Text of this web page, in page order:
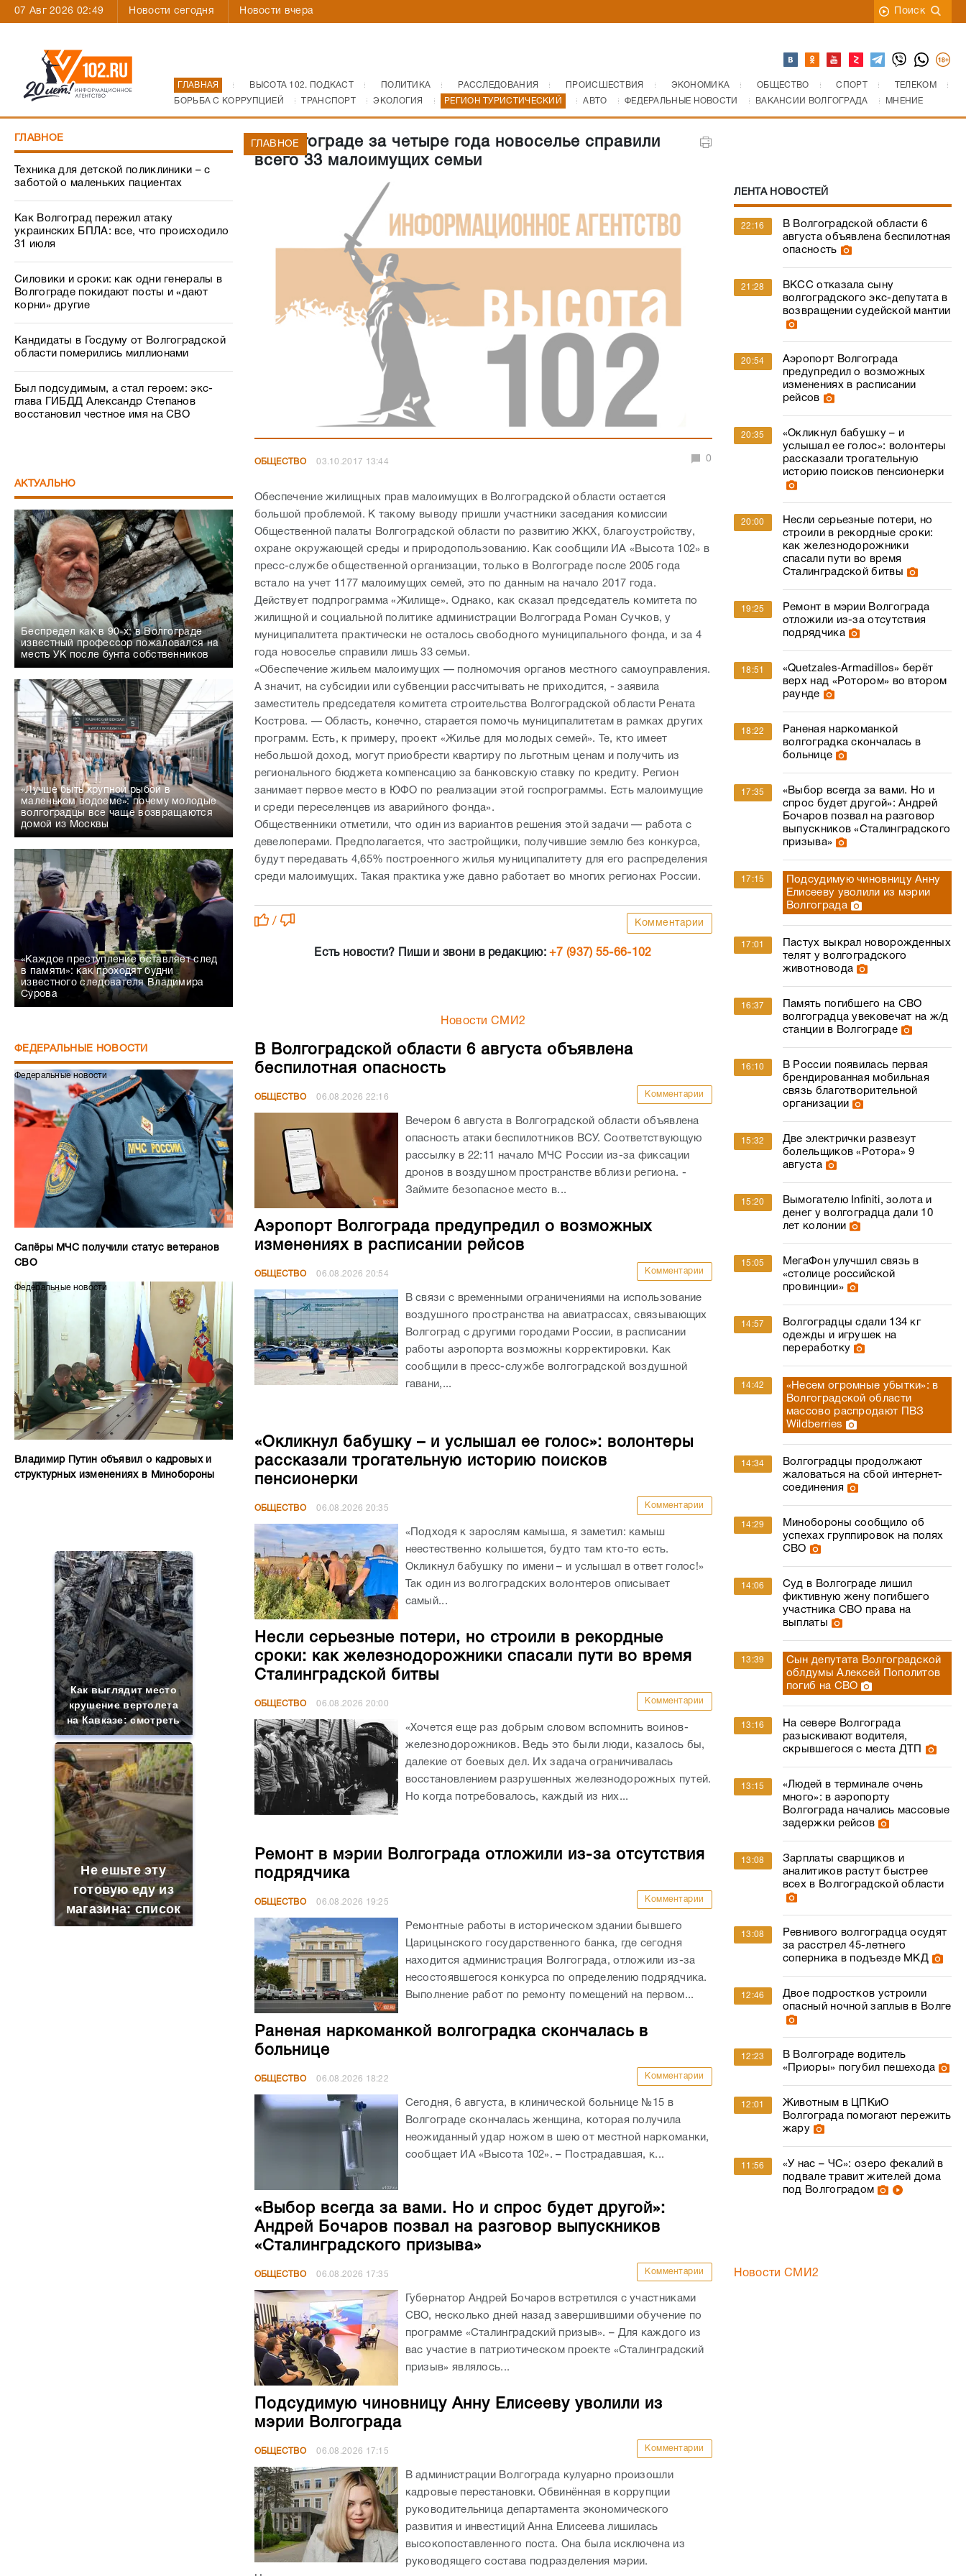
07 Авг 2026 02:49 Новости сегодня Новости вчера Поиск
ГЛАВНАЯ ВЫСОТА 102. ПОДКАСТ ПОЛИТИКА РАССЛЕДОВАНИЯ ПРОИСШЕСТВИЯ ЭКОНОМИКА ОБЩЕСТВО СПОРТ
ТЕЛЕКОМ
БОРЬБА С КОРРУПЦИЕЙ
ТРАНСПОРТ ЭКОЛОГИЯ РЕГИОН ТУРИСТИЧЕСКИЙ АВТО ФЕДЕРАЛЬНЫЕ НОВОСТИ ВАКАНСИИ ВОЛГОГРАДА МНЕНИЕ
ГЛАВНОЕ
Техника для детской поликлиники – с
заботой о маленьких пациентах
Как Волгоград пережил атаку
украинских БПЛА: все, что происходило
31 июля
Силовики и сроки: как одни генералы в
Волгограде покидают посты и «дают
корни» другие
Кандидаты в Госдуму от Волгоградской
области померились миллионами
Был подсудимым, а стал героем: экс-
глава ГИБДД Александр Степанов
восстановил честное имя на СВО
АКТУАЛЬНО
Беспредел как в 90-х: в Волгограде
известный профессор пожаловался на
месть УК после бунта собственников
«Лучше быть крупной рыбой в
маленьком водоеме»: почему молодые
волгоградцы все чаще возвращаются
домой из Москвы
«Каждое преступление оставляет след
в памяти»: как проходят будни
известного следователя Владимира
Сурова
ФЕДЕРАЛЬНЫЕ НОВОСТИ
Федеральные новости
Сапёры МЧС получили статус ветеранов
СВО
Федеральные новости
Владимир Путин объявил о кадровых и
структурных изменениях в Минобороны
Как выглядит место
крушение вертолета
на Кавказе: смотреть
Не ешьте эту
готовую еду из
магазина: список
В Волгограде за четыре года новоселье справили
всего 33 малоимущих семьи
ГЛАВНОЕ
ОБЩЕСТВО 03.10.2017 13:44 0
Обеспечение жилищных прав малоимущих в Волгоградской области остается
большой проблемой. К такому выводу пришли участники заседания комиссии
Общественной палаты Волгоградской области по развитию ЖКХ, благоустройству,
охране окружающей среды и природопользованию. Как сообщили ИА «Высота 102» в
пресс-службе общественной организации, только в Волгограде после 2005 года
встало на учет 1177 малоимущих семей, это по данным на начало 2017 года.
Действует подпрограмма «Жилище». Однако, как сказал председатель комитета по
жилищной и социальной политике администрации Волгограда Роман Сучков, у
муниципалитета практически не осталось свободного муниципального фонда, и за 4
года новоселье справили лишь 33 семьи.
«Обеспечение жильем малоимущих — полномочия органов местного самоуправления.
А значит, на субсидии или субвенции рассчитывать не приходится, - заявила
заместитель председателя комитета строительства Волгоградской области Рената
Кострова. — Область, конечно, старается помочь муниципалитетам в рамках других
программ. Есть, к примеру, проект «Жилье для молодых семей». Те, кто имеет
небольшой доход, могут приобрести квартиру по льготным ценам и получить из
регионального бюджета компенсацию за банковскую ставку по кредиту. Регион
занимает первое место в ЮФО по реализации этой госпрограммы. Есть малоимущие
и среди переселенцев из аварийного фонда».
Общественники отметили, что один из вариантов решения этой задачи — работа с
девелоперами. Предполагается, что застройщики, получившие землю без конкурса,
будут передавать 4,65% построенного жилья муниципалитету для его распределения
среди малоимущих. Такая практика уже давно работает во многих регионах России.
/ Комментарии
Есть новости? Пиши и звони в редакцию:+7 (937) 55-66-102
Новости СМИ2
В Волгоградской области 6 августа объявлена
беспилотная опасность
ОБЩЕСТВО 06.08.2026 22:16 Комментарии
Вечером 6 августа в Волгоградской области объявлена
опасность атаки беспилотников ВСУ. Соответствующую
рассылку в 22:11 начало МЧС России из-за фиксации
дронов в воздушном пространстве вблизи региона. -
Займите безопасное место в...
Аэропорт Волгограда предупредил о возможных
изменениях в расписании рейсов
ОБЩЕСТВО 06.08.2026 20:54 Комментарии
В связи с временными ограничениями на использование
воздушного пространства на авиатрассах, связывающих
Волгоград с другими городами России, в расписании
работы аэропорта возможны корректировки. Как
сообщили в пресс-службе волгоградской воздушной
гавани,...
«Окликнул бабушку – и услышал ее голос»: волонтеры
рассказали трогательную историю поисков
пенсионерки
ОБЩЕСТВО 06.08.2026 20:35 Комментарии
«Подходя к зарослям камыша, я заметил: камыш
неестественно колышется, будто там кто-то есть.
Окликнул бабушку по имени – и услышал в ответ голос!»
Так один из волгоградских волонтеров описывает
самый...
Несли серьезные потери, но строили в рекордные
сроки: как железнодорожники спасали пути во время
Сталинградской битвы
ОБЩЕСТВО 06.08.2026 20:00 Комментарии
«Хочется еще раз добрым словом вспомнить воинов-
железнодорожников. Ведь это были люди, казалось бы,
далекие от боевых дел. Их задача ограничивалась
восстановлением разрушенных железнодорожных путей.
Но когда потребовалось, каждый из них...
Ремонт в мэрии Волгограда отложили из-за отсутствия
подрядчика
ОБЩЕСТВО 06.08.2026 19:25 Комментарии
Ремонтные работы в историческом здании бывшего
Царицынского государственного банка, где сегодня
находится администрация Волгограда, отложили из-за
несостоявшегося конкурса по определению подрядчика.
Выполнение работ по ремонту помещений на первом...
Раненая наркоманкой волгоградка скончалась в
больнице
ОБЩЕСТВО 06.08.2026 18:22 Комментарии
Сегодня, 6 августа, в клинической больнице №15 в
Волгограде скончалась женщина, которая получила
неожиданный удар ножом в шею от местной наркоманки,
сообщает ИА «Высота 102». – Пострадавшая, к...
«Выбор всегда за вами. Но и спрос будет другой»:
Андрей Бочаров позвал на разговор выпускников
«Сталинградского призыва»
ОБЩЕСТВО 06.08.2026 17:35 Комментарии
Губернатор Андрей Бочаров встретился с участниками
СВО, несколько дней назад завершившими обучение по
программе «Сталинградский призыв». – Для каждого из
вас участие в патриотическом проекте «Сталинградский
призыв» являлось...
Подсудимую чиновницу Анну Елисееву уволили из
мэрии Волгограда
ОБЩЕСТВО 06.08.2026 17:15 Комментарии
В администрации Волгограда кулуарно произошли
кадровые перестановки. Обвинённая в коррупции
руководительница департамента экономического
развития и инвестиций Анна Елисеева лишилась
высокопоставленного поста. Она была исключена из
руководящего состава подразделения мэрии.
ЛЕНТА НОВОСТЕЙ
22:16
В Волгоградской области 6
августа объявлена беспилотная
опасность
21:28
ВКСС отказала сыну
волгоградского экс-депутата в
возвращении судейской мантии
20:54
Аэропорт Волгограда
предупредил о возможных
изменениях в расписании
рейсов
20:35
«Окликнул бабушку – и
услышал ее голос»: волонтеры
рассказали трогательную
историю поисков пенсионерки
20:00
Несли серьезные потери, но
строили в рекордные сроки:
как железнодорожники
спасали пути во время
Сталинградской битвы
19:25
Ремонт в мэрии Волгограда
отложили из-за отсутствия
подрядчика
18:51
«Quetzales‑Armadillos» берёт
верх над «Ротором» во втором
раунде
18:22
Раненая наркоманкой
волгоградка скончалась в
больнице
17:35
«Выбор всегда за вами. Но и
спрос будет другой»: Андрей
Бочаров позвал на разговор
выпускников «Сталинградского
призыва»
17:15
Подсудимую чиновницу Анну
Елисееву уволили из мэрии
Волгограда
17:01
Пастух выкрал новорожденных
телят у волгоградского
животновода
16:37
Память погибшего на СВО
волгоградца увековечат на ж/д
станции в Волгограде
16:10
В России появилась первая
брендированная мобильная
связь благотворительной
организации
15:32
Две электрички развезут
болельщиков «Ротора» 9
августа
15:20
Вымогателю Infiniti, золота и
денег у волгоградца дали 10
лет колонии
15:05
МегаФон улучшил связь в
«столице российской
провинции»
14:57
Волгоградцы сдали 134 кг
одежды и игрушек на
переработку
14:42
«Несем огромные убытки»: в
Волгоградской области
массово распродают ПВЗ
Wildberries
14:34
Волгоградцы продолжают
жаловаться на сбой интернет-
соединения
14:29
Минобороны сообщило об
успехах группировок на полях
СВО
14:06
Суд в Волгограде лишил
фиктивную жену погибшего
участника СВО права на
выплаты
13:39
Сын депутата Волгоградской
облдумы Алексей Пополитов
погиб на СВО
13:16
На севере Волгограда
разыскивают водителя,
скрывшегося с места ДТП
13:15
«Людей в терминале очень
много»: в аэропорту
Волгограда начались массовые
задержки рейсов
13:08
Зарплаты сварщиков и
аналитиков растут быстрее
всех в Волгоградской области
13:08
Ревнивого волгоградца осудят
за расстрел 45-летнего
соперника в подъезде МКД
12:46
Двое подростков устроили
опасный ночной заплыв в Волге
12:23
В Волгограде водитель
«Приоры» погубил пешехода
12:01
Животным в ЦПКиО
Волгограда помогают пережить
жару
11:56
«У нас – ЧС»: озеро фекалий в
подвале травит жителей дома
под Волгоградом
Новости СМИ2